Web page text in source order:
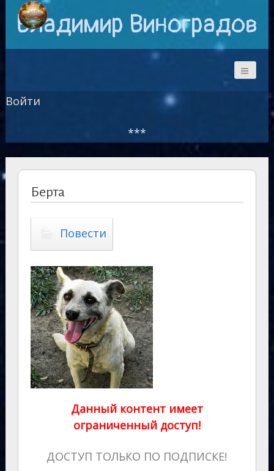
Владимир Виноградов
Войти
***
Берта
Повести
Данный контент имеет
ограниченный доступ!
ДОСТУП ТОЛЬКО ПО ПОДПИСКЕ!